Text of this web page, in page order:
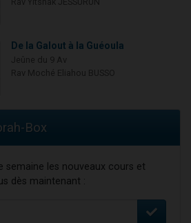
De la Galout à la Guéoula
Box
semaine les nouveaux cours et
dès maintenant :